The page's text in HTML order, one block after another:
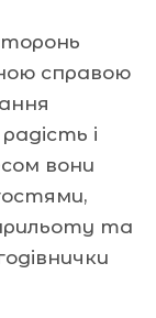
справою
і
вони
та